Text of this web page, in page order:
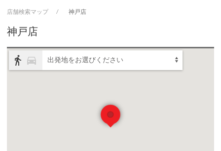
店舗検索マップ 神戸店
神戸店
directions_walk directions_car 出発地をお選びください